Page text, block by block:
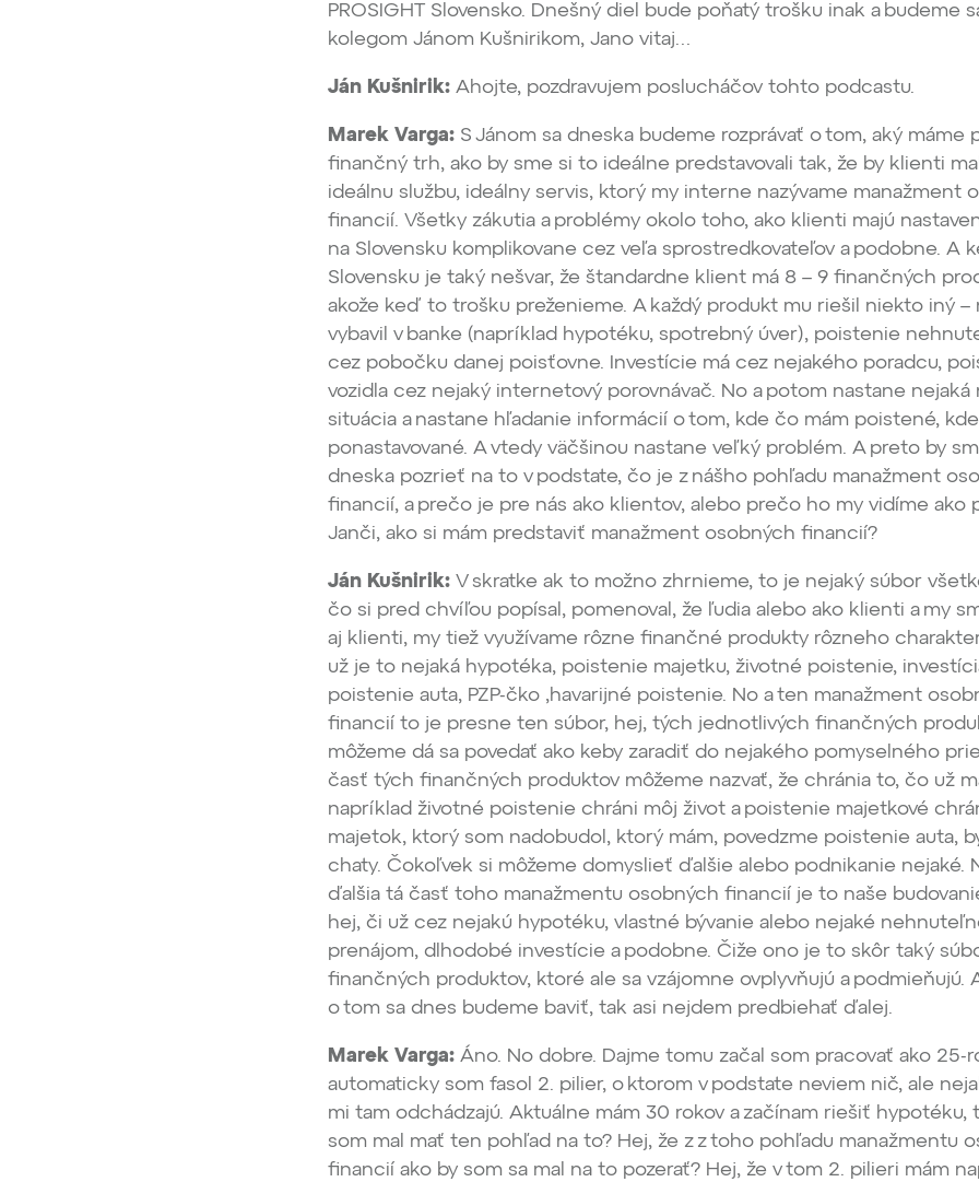
PROSIGHT Slovensko. Dnešný diel bude poňatý trošku inak a budeme
kolegom Jánom Kušnirikom, Jano vitaj…
Ján Kušnirik:Ahojte, pozdravujem poslucháčov tohto podcastu.
Marek Varga:S Jánom sa dneska budeme rozprávať o tom, aký máme
finančný trh, ako by sme si to ideálne predstavovali tak, že by klienti
ideálnu službu, ideálny servis, ktorý my interne nazývame manažment
financií. Všetky zákutia a problémy okolo toho, ako klienti majú
na Slovensku komplikovane cez veľa sprostredkovateľov a podobne. A
Slovensku je taký nešvar, že štandardne klient má 8 – 9 finančných
akože keď to trošku preženieme. A každý produkt mu riešil niekto iný –
vybavil v banke (napríklad hypotéku, spotrebný úver), poistenie
cez pobočku danej poisťovne. Investície má cez nejakého poradcu,
vozidla cez nejaký internetový porovnávač. No a potom nastane nejaká
situácia a nastane hľadanie informácií o tom, kde čo mám poistené,
ponastavované. A vtedy väčšinou nastane veľký problém. A preto by
dneska pozrieť na to v podstate, čo je z nášho pohľadu manažment
financií, a prečo je pre nás ako klientov, alebo prečo ho my vidíme ako
Janči, ako si mám predstaviť manažment osobných financií?
Ján Kušnirik:V skratke ak to možno zhrnieme, to je nejaký súbor
čo si pred chvíľou popísal, pomenoval, že ľudia alebo ako klienti a my
aj klienti, my tiež využívame rôzne finančné produkty rôzneho
už je to nejaká hypotéka, poistenie majetku, životné poistenie,
poistenie auta, PZP-čko ,havarijné poistenie. No a ten manažment
financií to je presne ten súbor, hej, tých jednotlivých finančných
môžeme dá sa povedať ako keby zaradiť do nejakého pomyselného
časť tých finančných produktov môžeme nazvať, že chránia to, čo už
napríklad životné poistenie chráni môj život a poistenie majetkové
majetok, ktorý som nadobudol, ktorý mám, povedzme poistenie auta,
chaty. Čokoľvek si môžeme domyslieť ďalšie alebo podnikanie nejaké.
ďalšia tá časť toho manažmentu osobných financií je to naše
hej, či už cez nejakú hypotéku, vlastné bývanie alebo nejaké
prenájom, dlhodobé investície a podobne. Čiže ono je to skôr taký
finančných produktov, ktoré ale sa vzájomne ovplyvňujú a podmieňujú.
o tom sa dnes budeme baviť, tak asi nejdem predbiehať ďalej.
Marek Varga:Áno. No dobre. Dajme tomu začal som pracovať ako 25-
automaticky som fasol 2. pilier, o ktorom v podstate neviem nič, ale
mi tam odchádzajú. Aktuálne mám 30 rokov a začínam riešiť hypotéku,
som mal mať ten pohľad na to? Hej, že z z toho pohľadu manažmentu
financií ako by som sa mal na to pozerať? Hej, že v tom 2. pilieri mám